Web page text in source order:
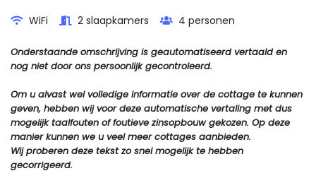
WiFi 2 slaapkamers 4 personen
Onderstaande omschrijving is geautomatiseerd vertaald en
nog niet door ons persoonlijk gecontroleerd.
Om u alvast wel volledige informatie over de cottage te kunnen
geven, hebben wij voor deze automatische vertaling met dus
mogelijk taalfouten of foutieve zinsopbouw gekozen. Op deze
manier kunnen we u veel meer cottages aanbieden.
Wij proberen deze tekst zo snel mogelijk te hebben
gecorrigeerd.